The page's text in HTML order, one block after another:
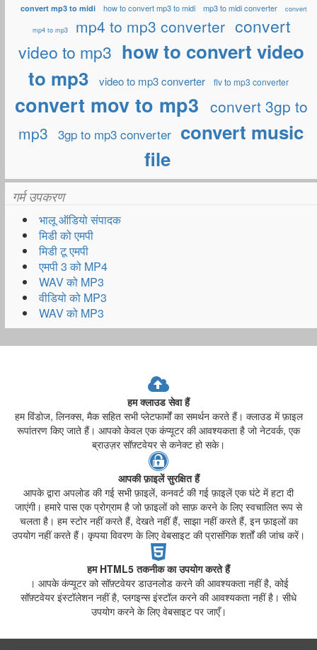
convert mp3 to midi how to convert mp3 to midi mp3 to midi converter convert
mp4 to mp3 mp4 to mp3 converter convert
video to mp3 how to convert video
to mp3
video to mp3 converter flv to mp3 converter
convert mov to mp3 convert 3gp to
mp3 3gp to mp3 converter convert music
file
गर्म उपकरण
भालू ऑडियो संपादक
मिडी को एमपी
मिडी टू एमपी
एमपी 3 को MP4
WAV को MP3
वीडियो को MP3
WAV को MP3
हम क्लाउड सेवा हैं
हम विंडोज, लिनक्स, मैक सहित सभी प्लेटफार्मों का समर्थन करते हैं। क्लाउड में फ़ाइल
रूपांतरण किए जाते हैं। आपको केवल एक कंप्यूटर की आवश्यकता है जो नेटवर्क, एक
ब्राउज़र सॉफ़्टवेयर से कनेक्ट हो सके।
आपकी फ़ाइलें सुरक्षित हैं
आपके द्वारा अपलोड की गई सभी फ़ाइलें, कनवर्ट की गई फ़ाइलें एक घंटे में हटा दी
जाएंगी। हमारे पास एक प्रोग्राम है जो फ़ाइलों को साफ़ करने के लिए स्वचालित रूप से
चलता है। हम स्टोर नहीं करते हैं, देखते नहीं हैं, साझा नहीं करते हैं, इन फ़ाइलों का
उपयोग नहीं करते हैं। कृपया विवरण के लिए वेबसाइट की प्रासंगिक शर्तों की जांच करें।
हम HTML5 तकनीक का उपयोग करते हैं
। आपके कंप्यूटर को सॉफ़्टवेयर डाउनलोड करने की आवश्यकता नहीं है, कोई
सॉफ़्टवेयर इंस्टॉलेशन नहीं है, प्लगइन्स इंस्टॉल करने की आवश्यकता नहीं है। सीधे
उपयोग करने के लिए वेबसाइट पर जाएँ।